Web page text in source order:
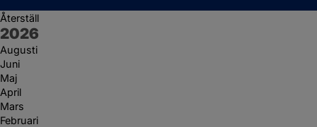
Återställ
År:
2026
Augusti
Juni
Maj
April
Mars
Februari